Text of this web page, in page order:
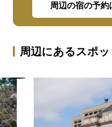
周辺の宿の予約
周辺にあるスポッ